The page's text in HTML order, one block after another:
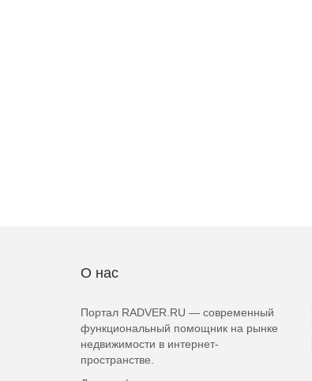
О нас
Портал RADVER.RU — современный
функциональный помощник на рынке
недвижимости в интернет-
пространстве.